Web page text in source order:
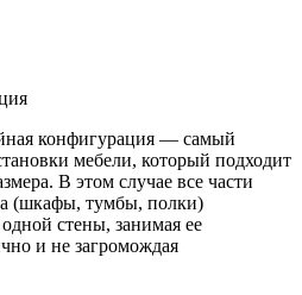
конфигурация — самый
мебели, который подходит
В этом случае все части
(шкафы, тумбы, полки)
стены, занимая ее
и не загромождая